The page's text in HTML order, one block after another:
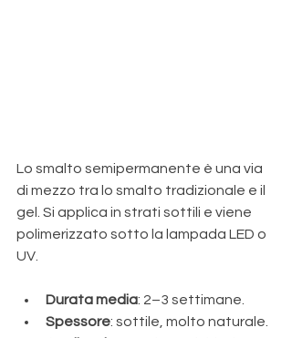
Lo smalto semipermanente è una via
di mezzo tra lo smalto tradizionale e il
gel. Si applica in strati sottili e viene
polimerizzato sotto la lampada LED o
UV.
Durata media: 2–3 settimane.
Spessore: sottile, molto naturale.